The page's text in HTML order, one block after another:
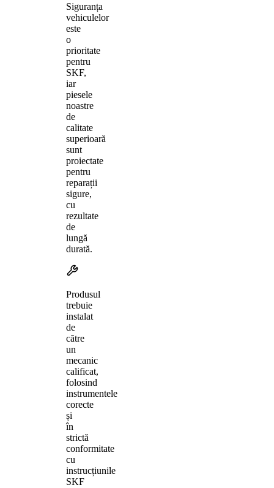
Siguranța
vehiculelor
este
o
prioritate
pentru
SKF,
iar
piesele
noastre
de
calitate
superioară
sunt
proiectate
pentru
reparații
sigure,
cu
rezultate
de
lungă
durată.
Produsul
trebuie
instalat
de
către
un
mecanic
calificat,
folosind
instrumentele
corecte
și
în
strictă
conformitate
cu
instrucțiunile
SKF